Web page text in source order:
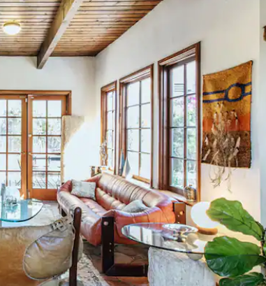
op og ned eller se mere ved at trykke eller stryge.